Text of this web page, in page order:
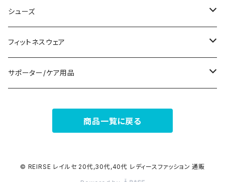
パンツドレス
ナイトドレス
その他
コサージュ
リング
その他
タンクトップ/キャミソール
半袖/5分
7分/長袖
ペチコート/ペチパンツ
その他
クラッチバッグ
トートバッグ
ショルダーバッグ
カジュアルバッグ
バックパック
マフラー/スカーフ/ストール
財布
アクセサリーケース
シューズ
スニーカー
ブーツ
その他
フィットネスウェア
セット販売
タイツ
サポーター/ケア用品
商品一覧に戻る
© REIRSE レイルセ 20代,30代,40代 レディースファッション 通販